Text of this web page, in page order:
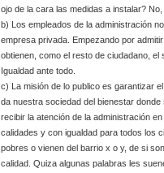
ojo de la cara las medidas a instalar?
b) Los empleados de la administración
empresa privada. Empezando por
obtienen, como el resto de ciudadano, el
Igualdad ante todo.
c) La misión de lo publico es garantizar
da nuestra sociedad del bienestar
recibir la atención de la administración
calidades y con igualdad para todos los
pobres o vienen del barrio x o y, de si
calidad. Quiza algunas palabras les